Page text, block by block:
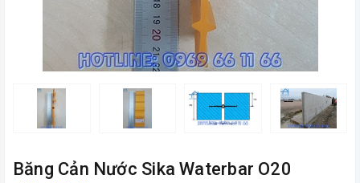
Băng Cản Nước Sika Waterbar O20